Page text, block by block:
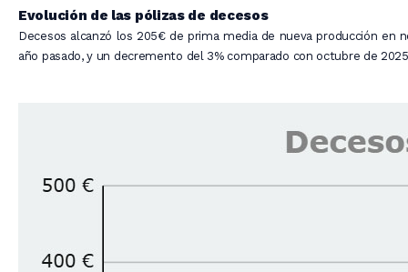
Evolución de las pólizas de decesos
Decesos alcanzó los 205€ de prima media de nueva producción
año pasado, y un decremento del 3% comparado con octubre de